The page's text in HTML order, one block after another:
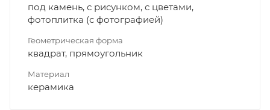
под камень, с рисунком, с цветами,
фотоплитка (с фотографией)
Геометрическая форма
квадрат, прямоугольник
Материал
керамика